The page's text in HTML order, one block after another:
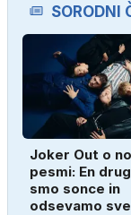
SORODNI
Joker Out o
pesmi: En
smo sonce in
odsevamo